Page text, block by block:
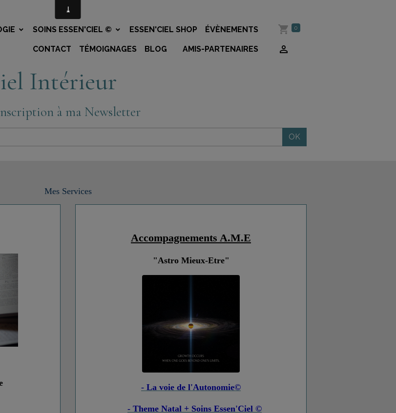
SOINS ESSEN'CIEL © ESSEN'CIEL SHOP ÉVÈNEMENTS
CONTACT TÉMOIGNAGES BLOG AMIS-PARTENAIRES
0
Intérieur
à ma Newsletter
OK
Mes Services
Accompagnements A.M.E
"Astro Mieux-Etre"
- La voie de l'Autonomie©
- Theme Natal + Soins Essen'Ciel ©